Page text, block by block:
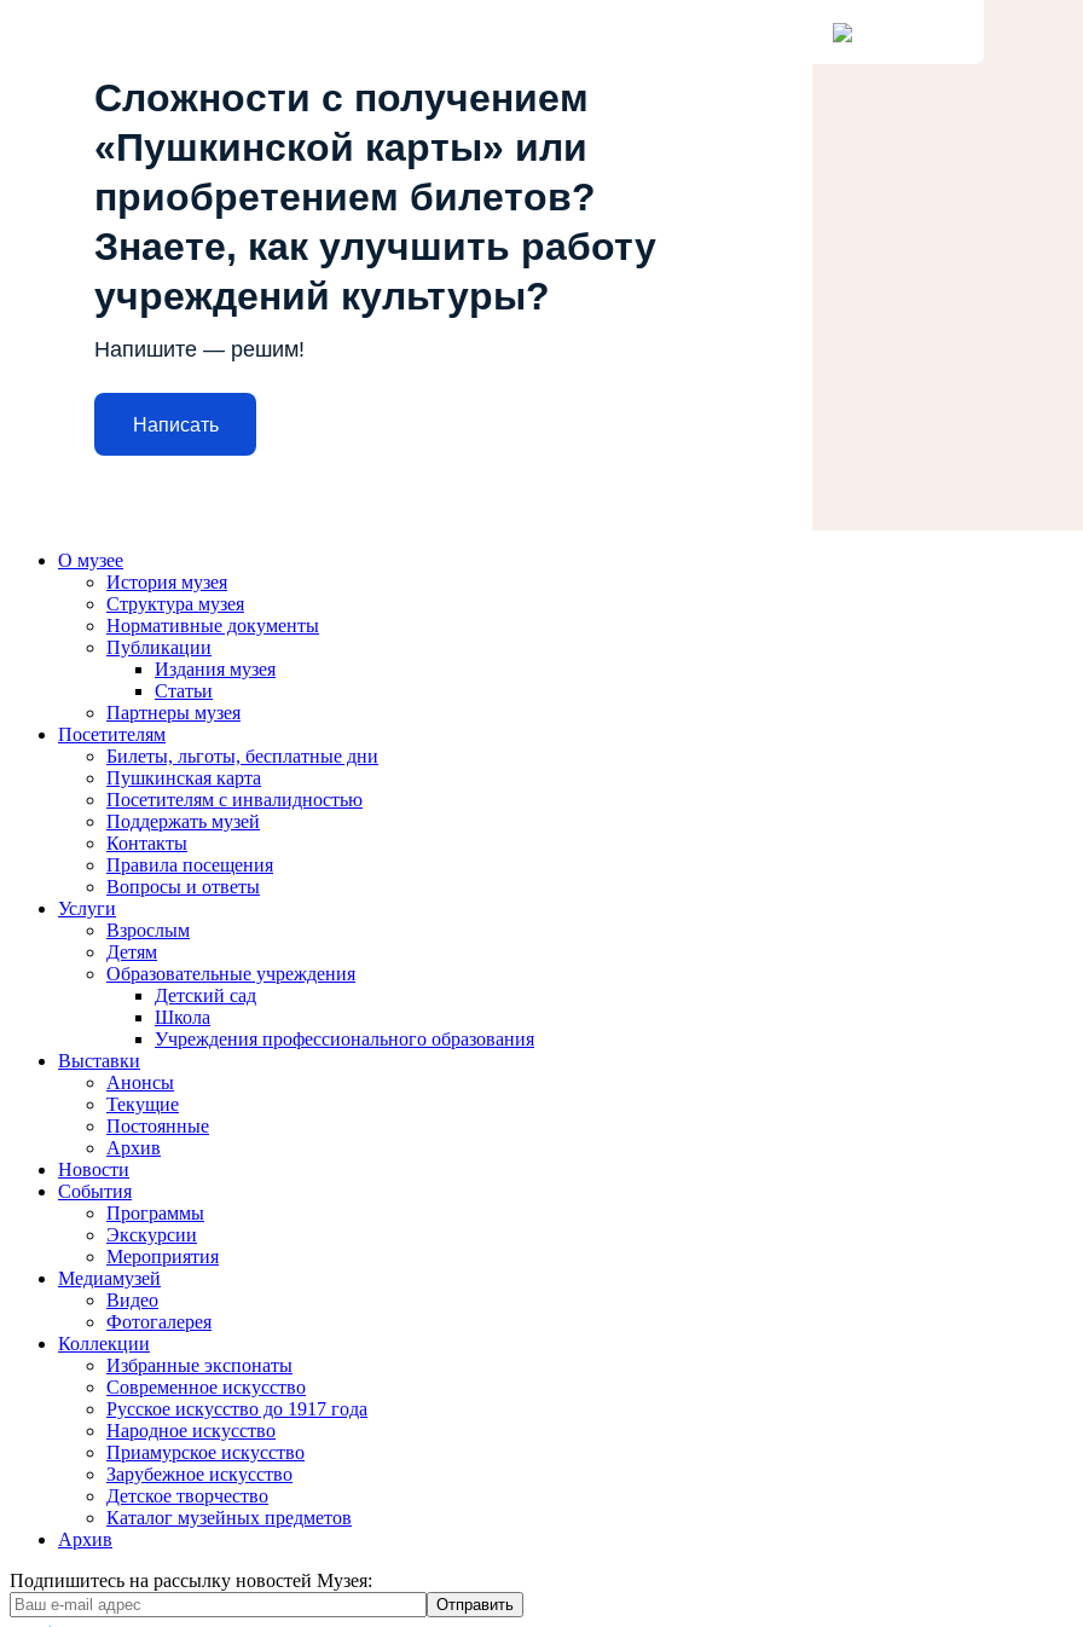
Сложности с получением
«Пушкинской карты» или
приобретением билетов?
Знаете, как улучшить работу
учреждений культуры?
Напишите — решим!
Написать
О музее
История музея
Структура музея
Нормативные документы
Публикации
Издания музея
Статьи
Партнеры музея
Посетителям
Билеты, льготы, бесплатные дни
Пушкинская карта
Посетителям с инвалидностью
Поддержать музей
Контакты
Правила посещения
Вопросы и ответы
Услуги
Взрослым
Детям
Образовательные учреждения
Детский сад
Школа
Учреждения профессионального образования
Выставки
Анонсы
Текущие
Постоянные
Архив
Новости
События
Программы
Экскурсии
Мероприятия
Медиамузей
Видео
Фотогалерея
Коллекции
Избранные экспонаты
Современное искусство
Русское искусство до 1917 года
Народное искусство
Приамурское искусство
Зарубежное искусство
Детское творчество
Каталог музейных предметов
Архив
Подпишитесь на рассылку новостей Музея: